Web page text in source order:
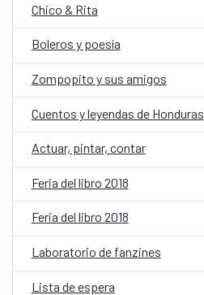
Chico & Rita
Boleros y poesía
Zompopito y sus amigos
Cuentos y leyendas de Honduras
Actuar, pintar, contar
Feria del libro 2018
Feria del libro 2018
Laboratorio de fanzines
Lista de espera